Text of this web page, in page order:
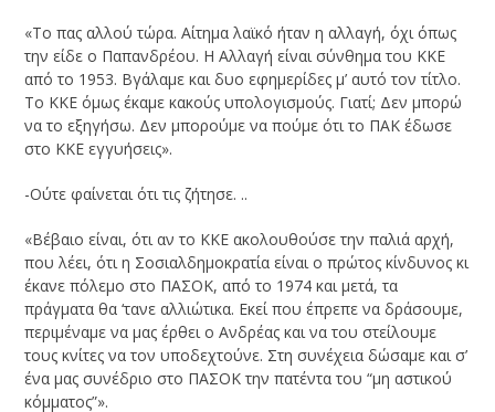
«Το πας αλλού τώρα. Αίτημα λαϊκό ήταν η αλλαγή, όχι όπως
την είδε ο Παπανδρέου. Η Αλλαγή είναι σύνθημα του ΚΚΕ
από το 1953. Βγάλαμε και δυο εφημερίδες μ’ αυτό τον τίτλο.
Το ΚΚΕ όμως έκαμε κακούς υπολογισμούς. Γιατί; Δεν μπορώ
να το εξηγήσω. Δεν μπορούμε να πούμε ότι το ΠΑΚ έδωσε
στο ΚΚΕ εγγυήσεις».
-Ούτε φαίνεται ότι τις ζήτησε. ..
«Βέβαιο είναι, ότι αν το ΚΚΕ ακολουθούσε την παλιά αρχή,
που λέει, ότι η Σοσιαλδημοκρατία είναι ο πρώτος κίνδυνος κι
έκανε πόλεμο στο ΠΑΣΟΚ, από το 1974 και μετά, τα
πράγματα θα ‘τανε αλλιώτικα. Εκεί που έπρεπε να δράσουμε,
περιμέναμε να μας έρθει ο Ανδρέας και να του στείλουμε
τους κνίτες να τον υποδεχτούνε. Στη συνέχεια δώσαμε και σ’
ένα μας συνέδριο στο ΠΑΣΟΚ την πατέντα του “μη αστικού
κόμματος”».